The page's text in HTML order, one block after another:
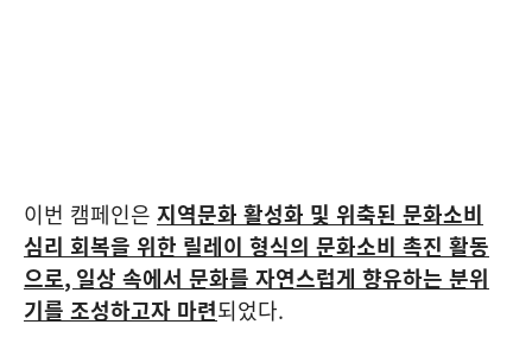
이번 캠페인은 지역문화 활성화 및 위축된 문화소비
심리 회복을 위한 릴레이 형식의 문화소비 촉진 활동
으로, 일상 속에서 문화를 자연스럽게 향유하는 분위
기를 조성하고자 마련되었다.